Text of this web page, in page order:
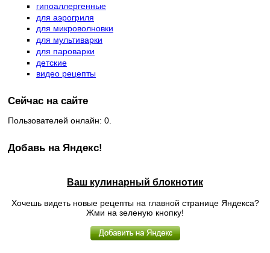
гипоаллергенные
для аэрогриля
для микроволновки
для мультиварки
для пароварки
детские
видео рецепты
Сейчас на сайте
Пользователей онлайн: 0.
Добавь на Яндекс!
Ваш кулинарный блокнотик
Хочешь видеть новые рецепты на главной странице Яндекса?
Жми на зеленую кнопку!